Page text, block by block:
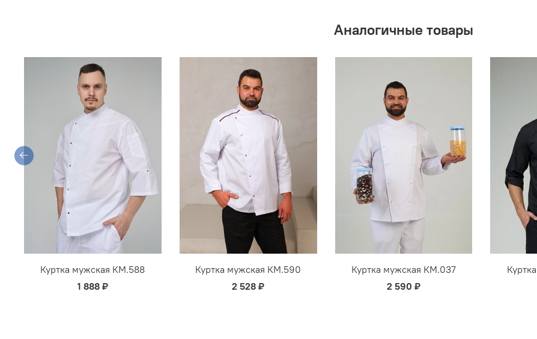
Аналогичные товары
Куртка мужская КМ.588
1 888 ₽
Куртка мужская КМ.590
2 528 ₽
Куртка мужская КМ.037
2 590 ₽